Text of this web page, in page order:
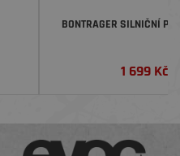
BONTRAGER SILNIČNÍ
1 699Kč